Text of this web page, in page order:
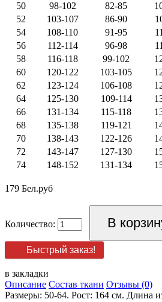
50
98-102 82-85
52
103-107 86-90
54
108-110 91-95
56
112-114 96-98
58
116-118 99-102
60
120-122 103-105
62
123-124 106-108
64
125-130 109-114
66
131-134 115-118
68
135-138 119-121
70
138-143 122-126
72
143-147 127-130
74
148-152 131-134
179 Бел.руб
Количество:
Быстрый заказ!
в закладки
Описание Состав ткани Отзывы (0)
Размеры: 50-64. Рост: 164 см. Длина